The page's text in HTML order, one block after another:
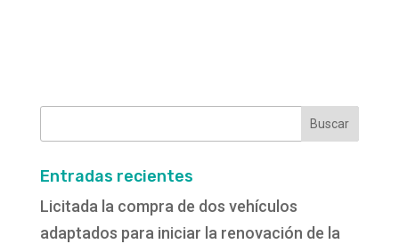
Entradas recientes
Licitada la compra de dos vehículos
adaptados para iniciar la renovación de la